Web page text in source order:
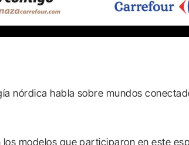
nórdica habla sobre mundos
modelos que participaron en este